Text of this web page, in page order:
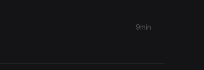
9min